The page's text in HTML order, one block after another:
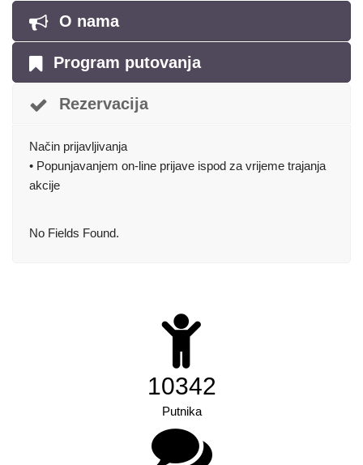
O nama
Program putovanja
Rezervacija
Način prijavljivanja
• Popunjavanjem on-line prijave ispod za vrijeme trajanja
akcije
No Fields Found.
11066
Putnika